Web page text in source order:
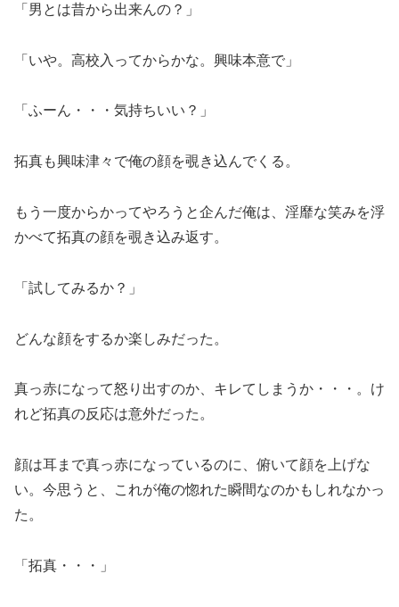
「男とは昔から出来んの？」
「いや。高校入ってからかな。興味本意で」
「ふーん・・・気持ちいい？」
拓真も興味津々で俺の顔を覗き込んでくる。
もう一度からかってやろうと企んだ俺は、淫靡な笑みを浮
かべて拓真の顔を覗き込み返す。
「試してみるか？」
どんな顔をするか楽しみだった。
真っ赤になって怒り出すのか、キレてしまうか・・・。け
れど拓真の反応は意外だった。
顔は耳まで真っ赤になっているのに、俯いて顔を上げな
い。今思うと、これが俺の惚れた瞬間なのかもしれなかっ
た。
「拓真・・・」